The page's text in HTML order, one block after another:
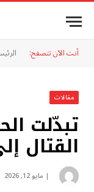
أنت الآن تتصفح:
مقالات
تبدّلت
القتال
مايو 12, 2026